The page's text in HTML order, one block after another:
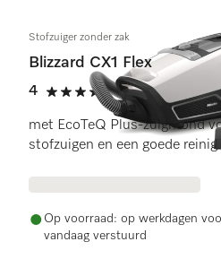
Stofzuiger zonder zak
Blizzard CX1 Flex
4
4 sterren op 5
(1 beoordeling)
met EcoTeQ Plus-zuigmond
stofzuigen en een goede
Op voorraad: op werkdagen
vandaag verstuurd